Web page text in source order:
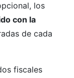
los
con la
de cada
fiscales